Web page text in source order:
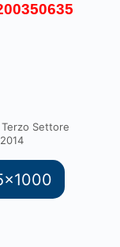
Settore